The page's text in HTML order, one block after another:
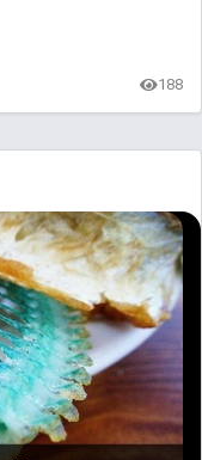
188